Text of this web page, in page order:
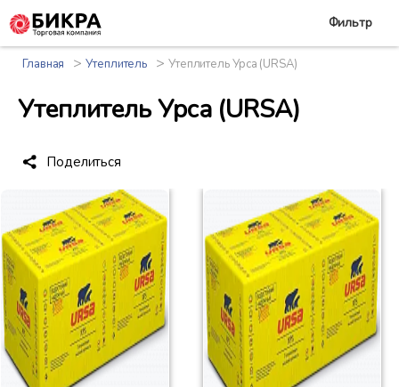
Главная >Утеплитель > Утеплитель Урса (URSA)
Утеплитель Урса (URSA)
Поделиться
Фильтр